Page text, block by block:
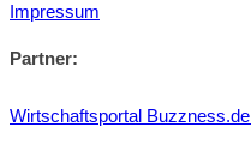
Impressum
Partner:
Wirtschaftsportal Buzzness.de